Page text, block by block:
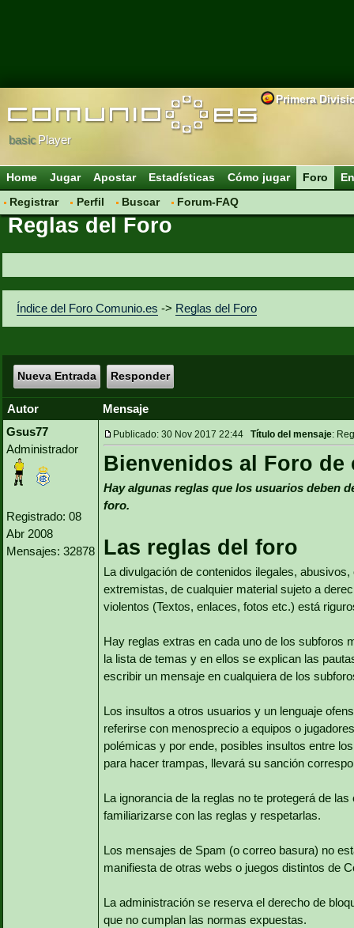
Primera
basicPlayer
Home Jugar Apostar Estadísticas Cómo jugar
Foro
Registrar
Perfil Buscar Forum-FAQ
Reglas del Foro
Índice del Foro Comunio.es -> Reglas del Foro
Nueva Entrada Responder
Autor
Mensaje
Gsus77
Administrador
Registrado: 08
Abr 2008
Mensajes: 32878
Publicado: 30 Nov 2017 22:44 Título del mensaje:
Bienvenidos al Foro de
Hay algunas reglas que los usuarios deben
foro.
Las reglas del foro
La divulgación de contenidos ilegales,
extremistas, de cualquier material sujeto a
violentos (Textos, enlaces, fotos etc.) está
Hay reglas extras en cada uno de los subforos
la lista de temas y en ellos se explican las
escribir un mensaje en cualquiera de los
Los insultos a otros usuarios y un lenguaje
referirse con menosprecio a equipos o
polémicas y por ende, posibles insultos entre
para hacer trampas, llevará su sanción
La ignorancia de la reglas no te protegerá de
familiarizarse con las reglas y respetarlas.
Los mensajes de Spam (o correo basura) no
manifiesta de otras webs o juegos distintos de
La administración se reserva el derecho de
que no cumplan las normas expuestas.